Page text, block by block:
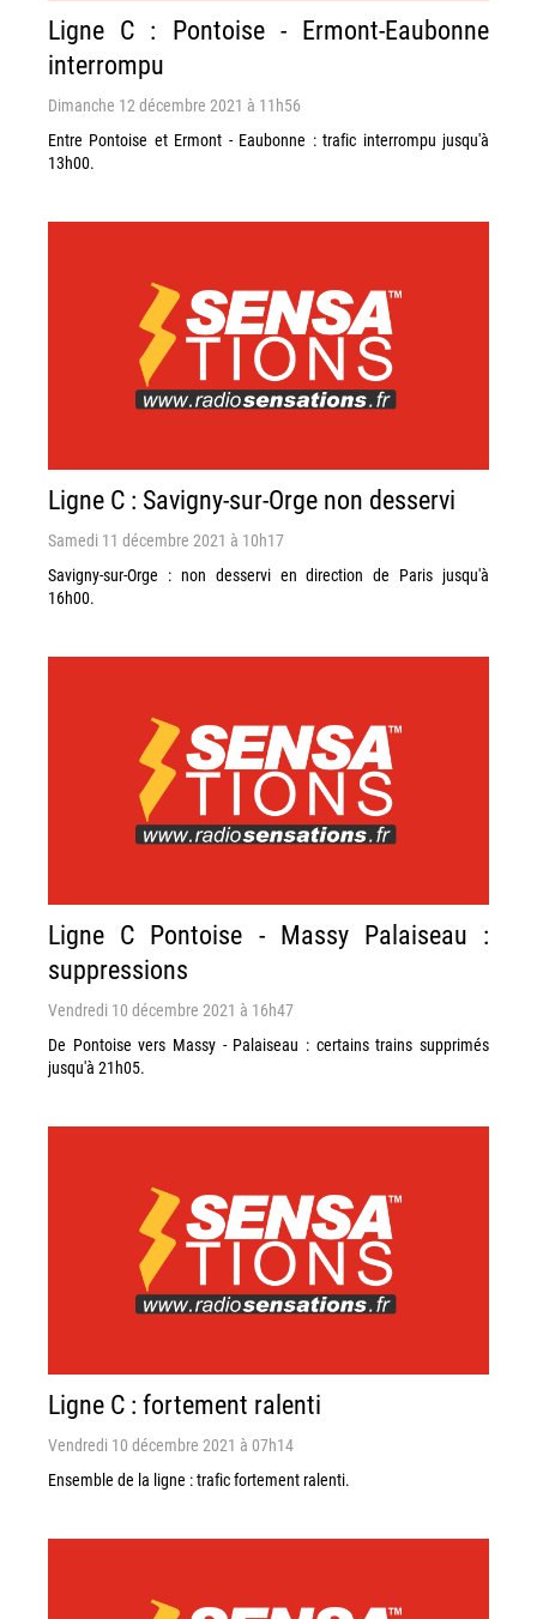
Ligne C : Pontoise - Ermont-Eaubonne
interrompu
Dimanche 12 décembre 2021 à 11h56
Entre Pontoise et Ermont - Eaubonne : trafic interrompu jusqu'à
13h00.
Ligne C : Savigny-sur-Orge non desservi
Samedi 11 décembre 2021 à 10h17
Savigny-sur-Orge : non desservi en direction de Paris jusqu'à
16h00.
Ligne C Pontoise - Massy Palaiseau :
suppressions
Vendredi 10 décembre 2021 à 16h47
De Pontoise vers Massy - Palaiseau : certains trains supprimés
jusqu'à 21h05.
Ligne C : fortement ralenti
Vendredi 10 décembre 2021 à 07h14
Ensemble de la ligne : trafic fortement ralenti.